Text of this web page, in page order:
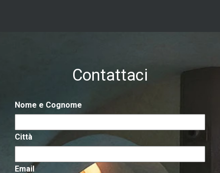
Contattaci
Nome e Cognome
Città
Email